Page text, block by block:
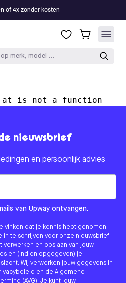
of 4x zonder kosten
merk, model ...
is not a function
nieuwsbrief
en persoonlijk advies
from us?
van Upway ontvangen.
vinken dat je kennis hebt genomen
in te schrijven voor onze nieuwsbrief
en opslaan van jouw
en (indien opgegeven) je
Wij verwerken jouw gegevens in
en de Algemene
(AVG). Je kunt jouw